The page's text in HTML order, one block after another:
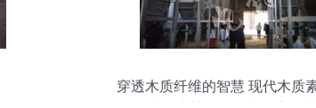
穿透木质纤维的智慧 现代木质